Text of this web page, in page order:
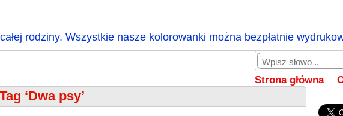
rodziny. Wszystkie nasze kolorowanki można bezpłatnie
Strona główna
Tag ‘Dwa psy’